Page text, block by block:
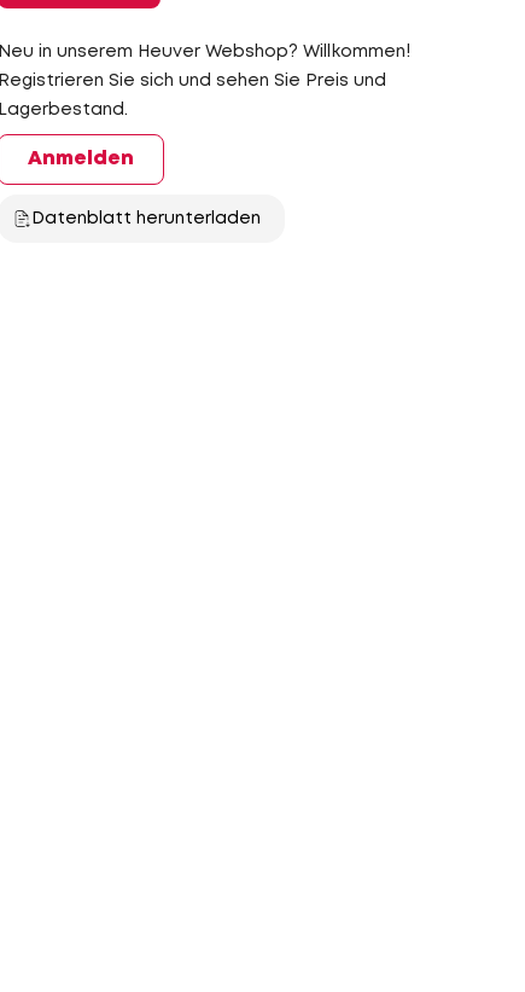
Neu in unserem Heuver Webshop? Willkommen!
Registrieren Sie sich und sehen Sie Preis und
Lagerbestand.
Anmelden
Datenblatt herunterladen